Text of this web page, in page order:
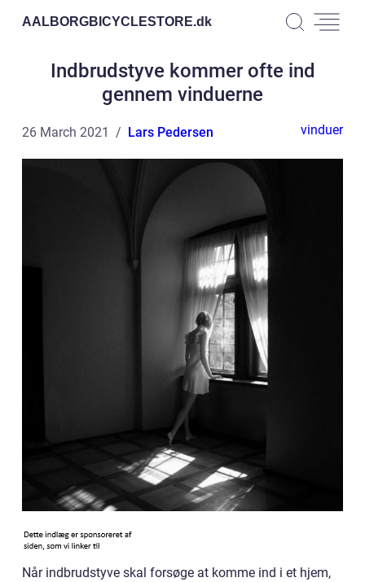
AALBORGBICYCLESTORE.dk
Indbrudstyve kommer ofte ind
gennem vinduerne
26 March 2021 Lars Pedersen vinduer
Når indbrudstyve skal forsøge at komme ind i et hjem,